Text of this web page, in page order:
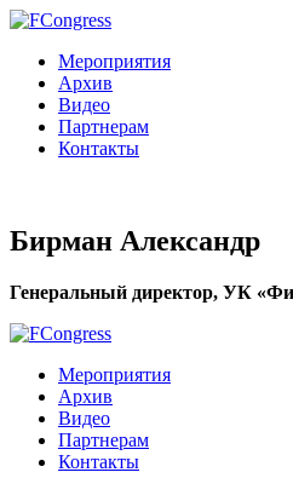
Мероприятия
Архив
Видео
Партнерам
Контакты
Бирман Александр
Генеральный директор, УК
Мероприятия
Архив
Видео
Партнерам
Контакты